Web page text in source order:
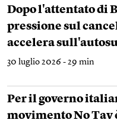
Dopo l'attentato di
pressione sul
accelera
30 luglio 2026 - 29 min
Per il governo
movimento No Tav